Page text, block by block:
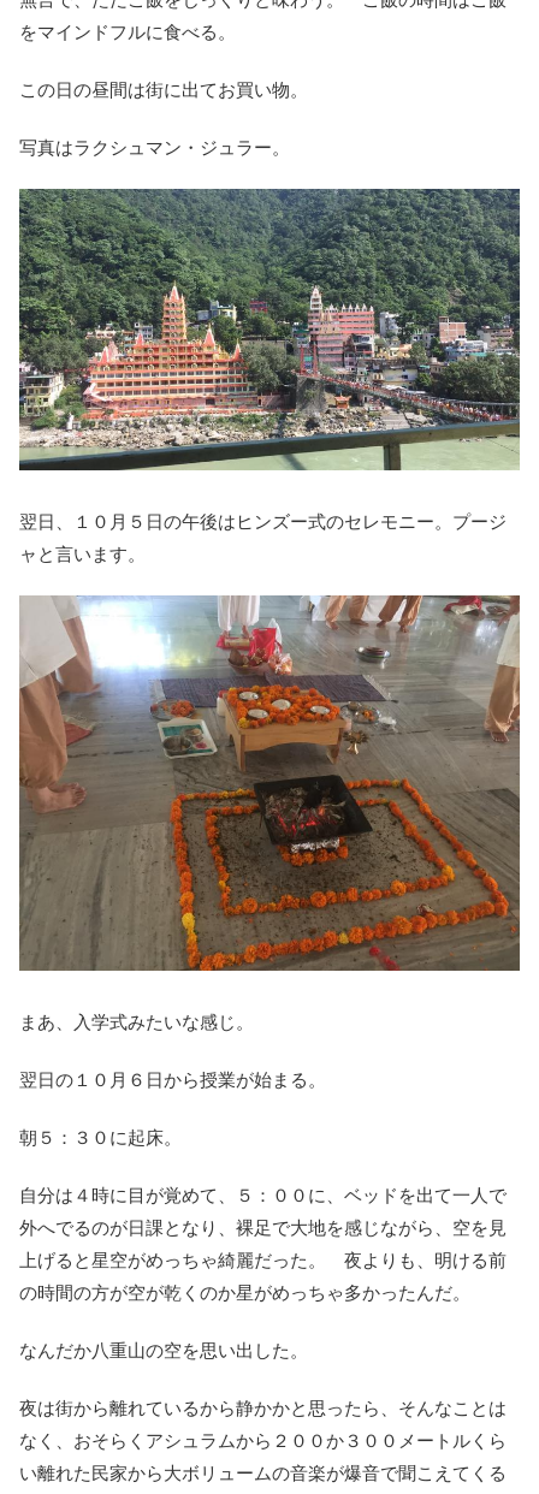
をマインドフルに食べる。
この日の昼間は街に出てお買い物。
写真はラクシュマン・ジュラー。
翌日、１０月５日の午後はヒンズー式のセレモニー。プージ
ャと言います。
まあ、入学式みたいな感じ。
翌日の１０月６日から授業が始まる。
朝５：３０に起床。
自分は４時に目が覚めて、
５：００に、ベッドを出て一人で
外へでるのが日課となり、裸足で大地を感じながら、空を見
上げると星空がめっちゃ綺麗だった。 夜よりも、明ける前
の時間の方が空が乾くのか星がめっちゃ多かったんだ。
なんだか八重山の空を思い出した。
夜は街から離れているから静かかと思ったら、そんなことは
なく、おそらくアシュラムから２００か３００メートルくら
い離れた民家から大ボリュームの音楽が爆音で聞こえてくる